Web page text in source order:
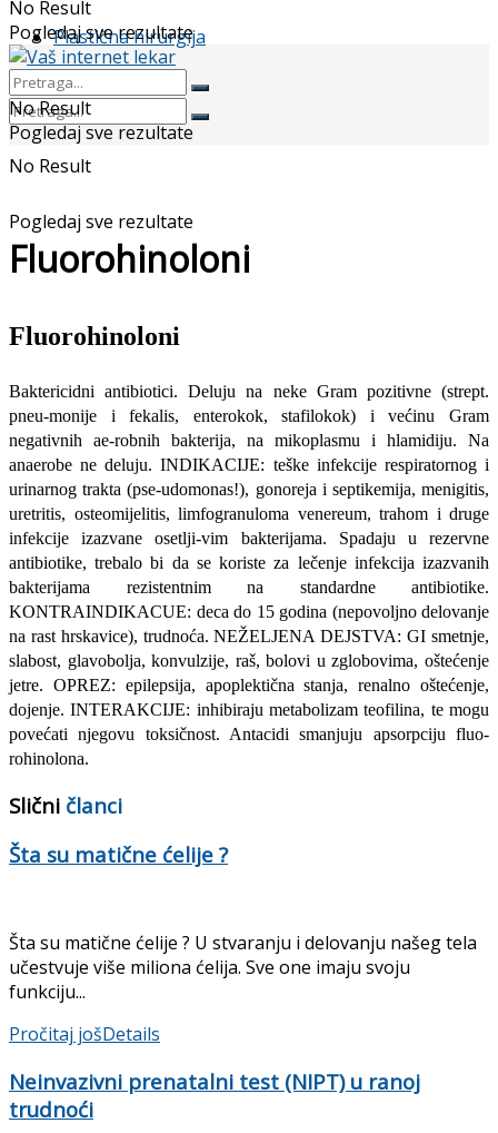
Plastična hirurgija
No Result
Pogledaj sve rezultate
No Result
Pogledaj sve rezultate
No Result
Pogledaj sve rezultate
Fluorohinoloni
Fluorohinoloni
Baktericidni antibiotici. Deluju na neke Gram pozitivne (strept.
pneu-monije i fekalis, enterokok, stafilokok) i većinu Gram
negativnih ae-robnih bakterija, na mikoplasmu i hlamidiju. Na
anaerobe ne deluju. INDIKACIJE: teške infekcije respiratornog i
urinarnog trakta (pse-udomonas!), gonoreja i septikemija, menigitis,
uretritis, osteomijelitis, limfogranuloma venereum, trahom i druge
infekcije izazvane osetlji-vim bakterijama. Spadaju u rezervne
antibiotike, trebalo bi da se kori­ste za lečenje infekcija izazvanih
bakterijama rezistentnim na standard­ne antibiotike.
KONTRAINDIKACUE: deca do 15 godina (nepovolj­no delovanje
na rast hrskavice), trudnoća. NEŽELJENA DEJSTVA: GI smetnje,
slabost, glavobolja, konvulzije, raš, bolovi u zglobovima, oštećenje
jetre. OPREZ: epilepsija, apoplektična stanja, renalno ošte­ćenje,
dojenje. INTERAKCIJE: inhibiraju metabolizam teofilina, te mogu
povećati njegovu toksičnost. Antacidi smanjuju apsorpciju fluo-
rohinolona.
Slični članci
Šta su matične ćelije ?
Šta su matične ćelije ? U stvaranju i delovanju našeg tela
učestvuje više miliona ćelija. Sve one imaju svoju
funkciju...
Pročitaj jošDetails
Neinvazivni prenatalni test (NIPT) u ranoj
trudnoći